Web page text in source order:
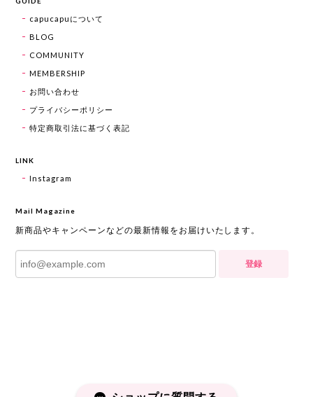
capucapuについて
BLOG
COMMUNITY
MEMBERSHIP
お問い合わせ
プライバシーポリシー
特定商取引法に基づく表記
LINK
Instagram
Mail Magazine
新商品やキャンペーンなどの最新情報をお届けいたします。
登録